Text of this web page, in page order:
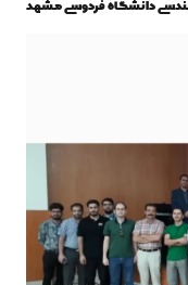
دانشگاه فردوسی مشهد